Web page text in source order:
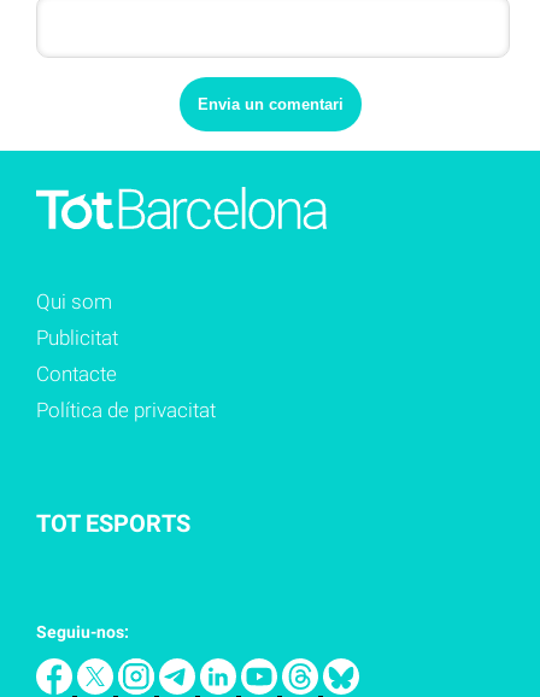
Qui som
Publicitat
Contacte
Política de privacitat
TOT ESPORTS
Seguiu-nos: